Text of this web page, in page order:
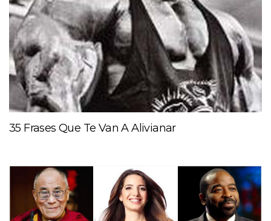
35 Frases Que Te Van A Alivianar